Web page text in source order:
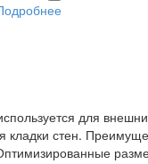
для
кладки стен.